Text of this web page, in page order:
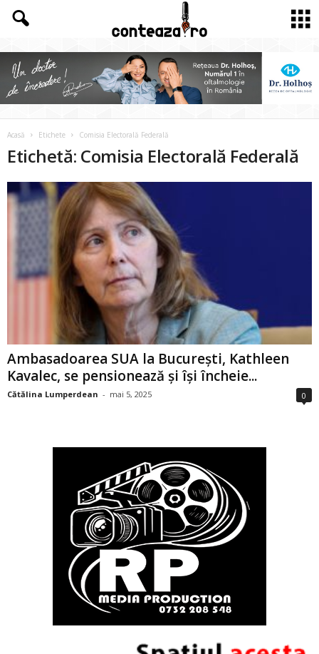
Acasă Etichete Comisia Electorală Federală
Etichetă: Comisia Electorală Federală
Ambasadoarea SUA la București, Kathleen
Kavalec, se pensionează și își încheie...
Cătălina Lumperdean - mai 5, 2025 0